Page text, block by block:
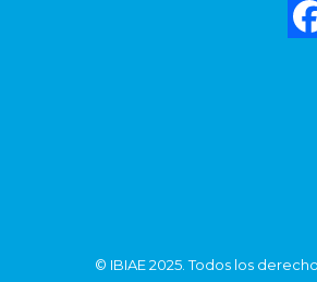
© IBIAE2025. Todos los